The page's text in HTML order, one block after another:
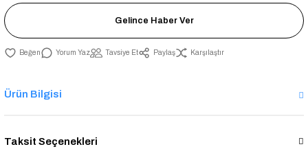
Gelince Haber Ver
Yorum Yaz Tavsiye Et Paylaş Karşılaştır
Ürün Bilgisi
Taksit Seçenekleri